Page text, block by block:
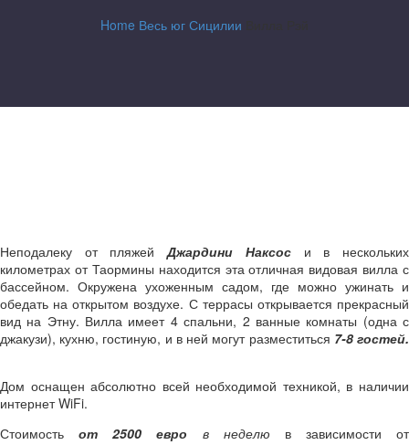
Home Весь юг Сицилии
Неподалеку от пляжейДжардини Наксос
и в нескольких
километрах от Таормины находится эта отличная видовая вилла с
бассейном. Окружена ухоженным садом, где можно ужинать и
обедать на открытом воздухе. С террасы открывается прекрасный
вид на Этну. Вилла имеет 4 спальни, 2 ванные комнаты (одна с
джакузи), кухню, гостиную, и в ней могут разместиться 7-8 гостей.
Дом оснащен абсолютно всей необходимой техникой, в наличии
интернет WiFi.
Стоимостьот 2500 евро в неделю в зависимости от